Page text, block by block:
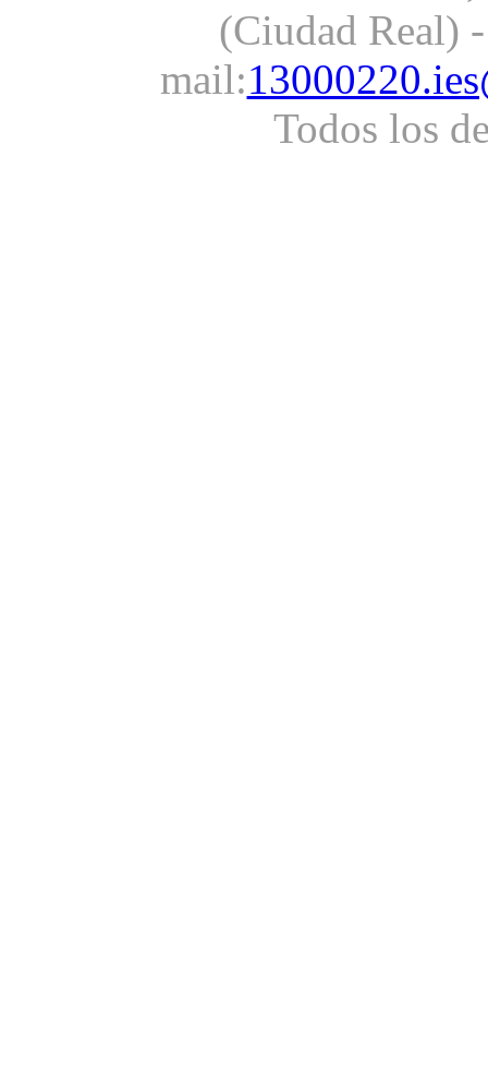
(Ciudad Real)
mail:
Todos los